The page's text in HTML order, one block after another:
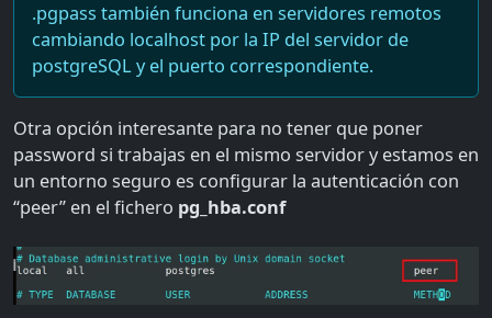
.pgpass también funciona en servidores remotos
cambiando localhost por la IP del servidor de
postgreSQL y el puerto correspondiente.
Otra opción interesante para no tener que poner
password si trabajas en el mismo servidor y estamos en
un entorno seguro es configurar la autenticación con
“peer” en el fichero pg_hba.conf